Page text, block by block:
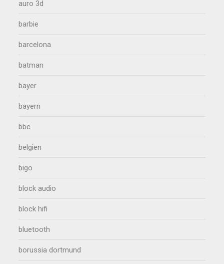
auro 3d
barbie
barcelona
batman
bayer
bayern
bbc
belgien
bigo
block audio
block hifi
bluetooth
borussia dortmund